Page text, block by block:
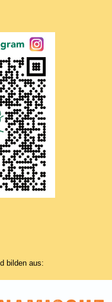
bilden aus: